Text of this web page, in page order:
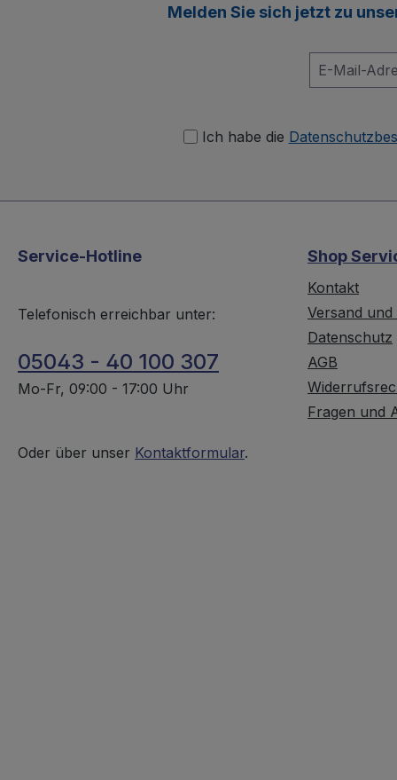
Melden Sie sich jetzt zu
Ich habe die
Service-Hotline
Telefonisch erreichbar unter:
05043 - 40 100 307
Mo-Fr, 09:00 - 17:00 Uhr
Oder über unser Kontaktformular.
Shop
Kontakt
Versand
Datenschutz
AGB
Fragen und